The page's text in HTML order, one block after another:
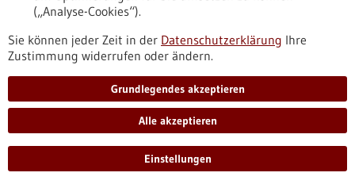
häufig so viel wie ein kleines Einfamilienhaus – können kleine
und mittlere Betriebe hier oft nicht mithalten.
https://www.gesundheitsindustrie-
bw.de/fachbeitrag/pm/forschungsprojekt-soll-kleine-labore-
wettbewerbsfaehig-machen-bund-foerdert-
forschungsprojekt-lars-mit-einer-halben-million-euro
Genregulation - 20.07.2021
(„Analyse-Cookies“).
Sie können jeder Zeit in der Datenschutzerklärung Ihre
Zustimmung widerrufen oder ändern.
Grundlegendes akzeptieren
Alle akzeptieren
Einstellungen